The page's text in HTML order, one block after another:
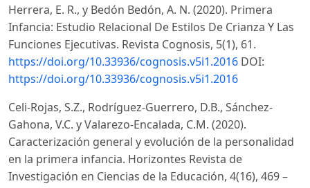
Herrera, E. R., y Bedón Bedón, A. N. (2020). Primera
Infancia: Estudio Relacional De Estilos De Crianza Y Las
Funciones Ejecutivas. Revista Cognosis, 5(1), 61.
https://doi.org/10.33936/cognosis.v5i1.2016 DOI:
https://doi.org/10.33936/cognosis.v5i1.2016
Celi-Rojas, S.Z., Rodríguez-Guerrero, D.B., Sánchez-
Gahona, V.C. y Valarezo-Encalada, C.M. (2020).
Caracterización general y evolución de la personalidad
en la primera infancia. Horizontes Revista de
Investigación en Ciencias de la Educación, 4(16), 469 –